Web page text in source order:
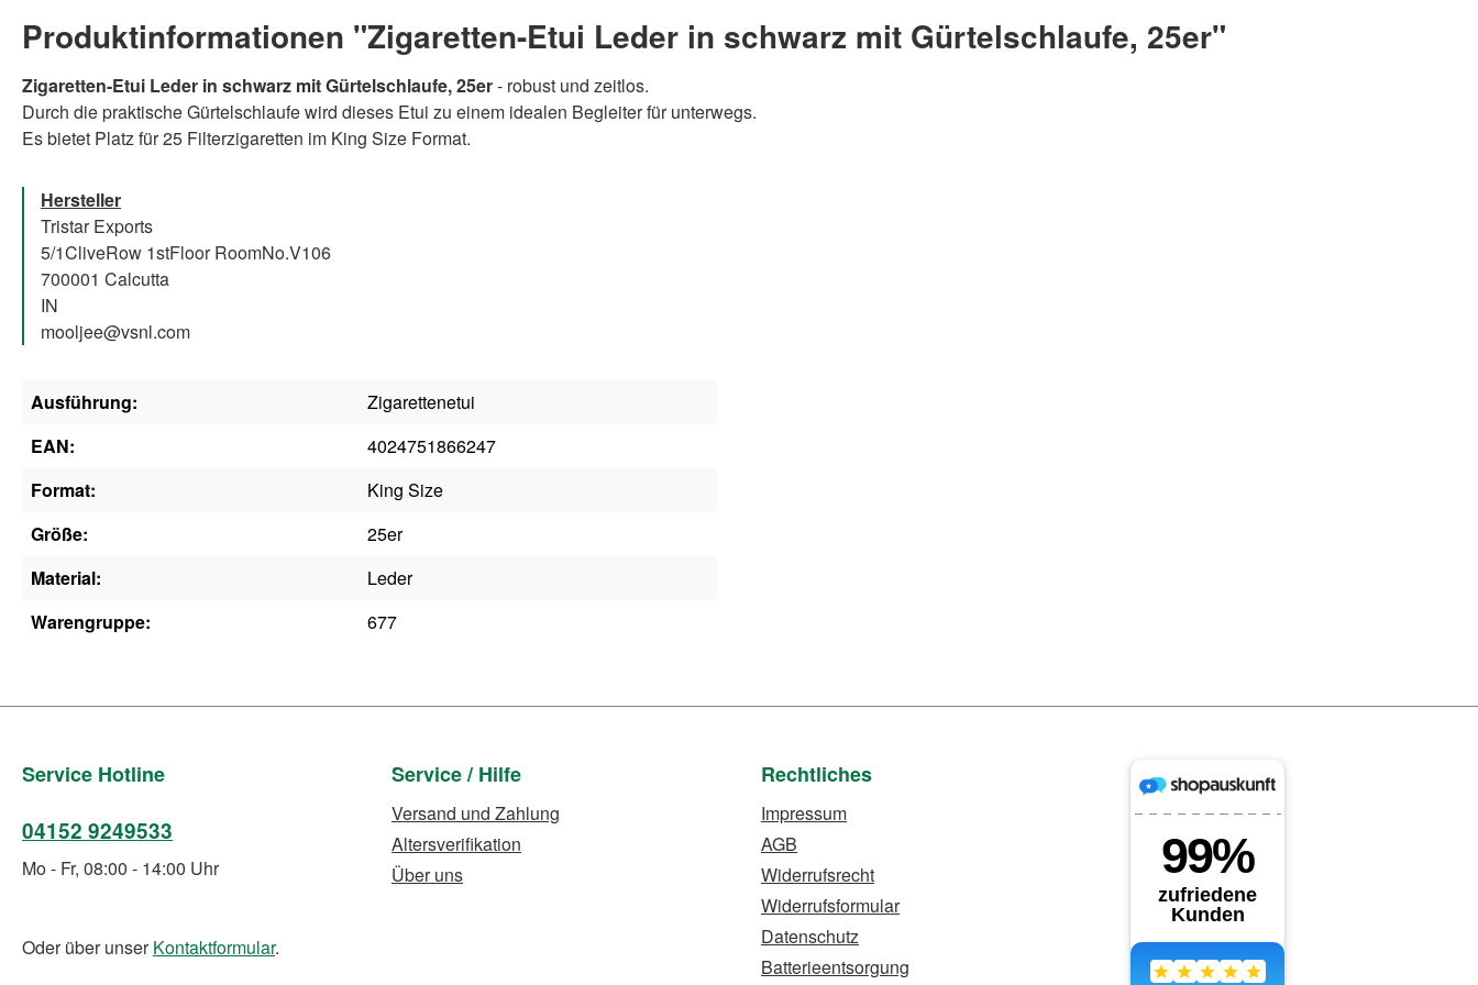
Produktinformationen "Zigaretten-Etui Leder in schwarz mit Gürtelschlaufe, 25er"
Zigaretten-Etui Leder in schwarz mit Gürtelschlaufe, 25er- robust und zeitlos.
Durch die praktische Gürtelschlaufe wird dieses Etui zu einem idealen Begleiter für unterwegs.
Es bietet Platz für 25 Filterzigaretten im King Size Format.
Hersteller
Tristar Exports
5/1CliveRow 1stFloor RoomNo.V106
700001 Calcutta
IN
mooljee@vsnl.com
Ausführung:
Zigarettenetui
EAN:
4024751866247
Format:
King Size
Größe:
25er
Material:
Leder
Warengruppe:
677
Service Hotline
04152 9249533
Mo - Fr, 08:00 - 14:00 Uhr
Oder über unserKontaktformular.
Service / Hilfe
Versand und Zahlung
Altersverifikation
Über uns
Rechtliches
Impressum
AGB
Widerrufsrecht
Widerrufsformular
Datenschutz
Batterieentsorgung